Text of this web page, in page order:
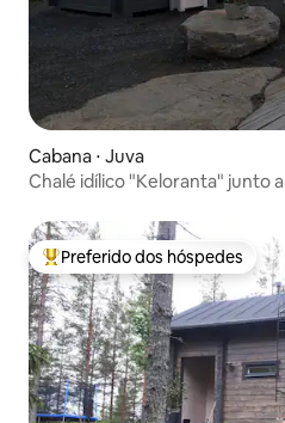
Cabana ⋅ Juva
Chalé idílico "Keloranta" junto
Entre os melhores preferidos
Preferido dos hóspedes